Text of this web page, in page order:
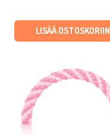
oli:
on:
LISÄÄ OSTOSKORIIN